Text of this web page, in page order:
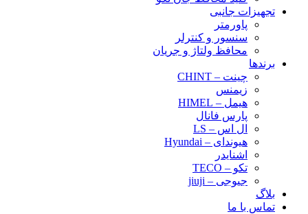
تجهیزات جانبی
پاورمتر
سنسور و کنترلر
محافظ ولتاژ و‌ جریان
برندها
چینت – CHINT
زیمنس
هیمل – HIMEL
پارس فانال
ال اس – LS
هیوندای – Hyundai
اشنایدر
تکو – TECO
جیوجی – jiuji
بلاگ
تماس با ما